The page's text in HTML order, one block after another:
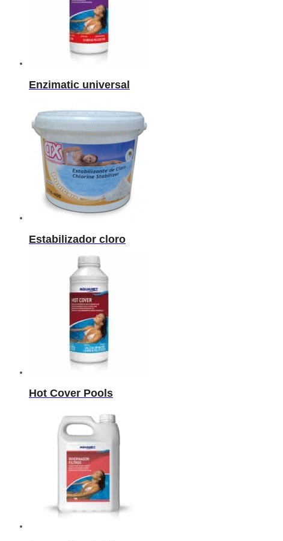
Enzimatic universal
Estabilizador cloro
Hot Cover Pools